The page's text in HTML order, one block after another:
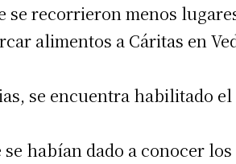
se recorrieron menos
alimentos a Cáritas en
se encuentra habilitado el
habían dado a conocer